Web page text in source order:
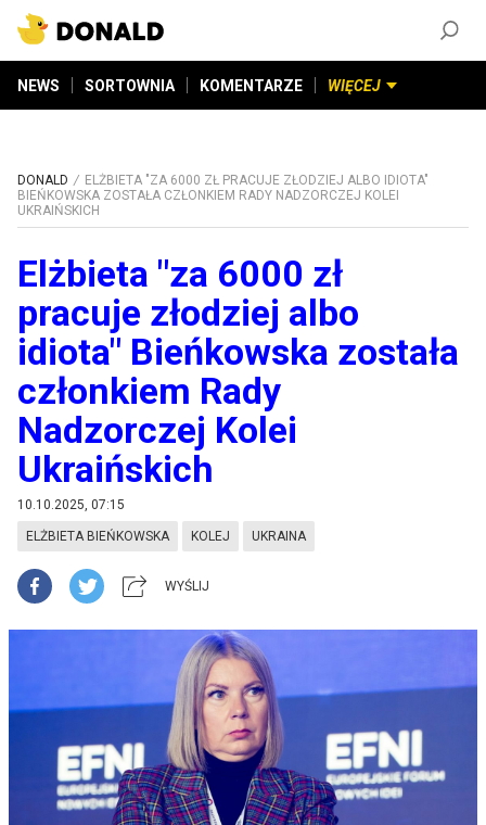
NEWS SORTOWNIA KOMENTARZE WIĘCEJ
DONALD
ELŻBIETA "ZA 6000 ZŁ PRACUJE ZŁODZIEJ ALBO IDIOTA"
BIEŃKOWSKA ZOSTAŁA CZŁONKIEM RADY NADZORCZEJ KOLEI
UKRAIŃSKICH
Elżbieta "za 6000 zł
pracuje złodziej albo
idiota" Bieńkowska została
członkiem Rady
Nadzorczej Kolei
Ukraińskich
10.10.2025, 07:15
ELŻBIETA BIEŃKOWSKA KOLEJ UKRAINA
WYŚLIJ